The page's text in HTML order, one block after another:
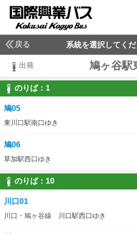
戻る 系統を選択してく
出発 鳩ヶ谷駅
のりば： 1
1
鳩05
東川口駅南口ゆき
鳩06
草加駅西口ゆき
のりば： 10
10
川口01
川口・鳩ヶ谷線 川口駅西口ゆき